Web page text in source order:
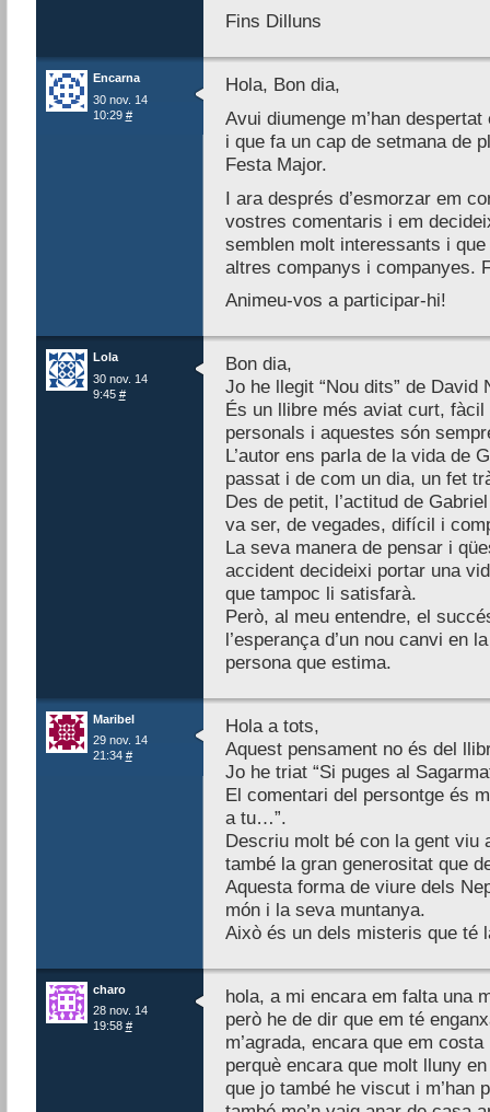
Fins Dilluns
Encarna
30 nov. 14
10:29 #
Hola, Bon dia,
Avui diumenge m’han
i que fa un cap de setmana de
Festa Major.
I ara després d’esmorzar em
vostres comentaris i em
semblen molt interessants i
altres companys i companyes.
Animeu-vos a participar-hi!
Lola
30 nov. 14
9:45 #
Bon dia,
Jo he llegit “Nou dits” de David
És un llibre més aviat curt,
personals i aquestes són
L’autor ens parla de la vida de
passat i de com un dia, un fet
Des de petit, l’actitud de
va ser, de vegades, difícil i
La seva manera de pensar i
accident decideixi portar una
que tampoc li satisfarà.
Però, al meu entendre, el
l’esperança d’un nou canvi en
persona que estima.
Maribel
29 nov. 14
21:34 #
Hola a tots,
Aquest pensament no és del
Jo he triat “Si puges al
El comentari del persontge és
a tu…”.
Descriu molt bé con la gent viu
també la gran generositat que
Aquesta forma de viure dels
món i la seva muntanya.
Això és un dels misteris que té
charo
28 nov. 14
19:58 #
hola, a mi encara em falta una
però he de dir que em té
m’agrada, encara que em
perquè encara que molt lluny
que jo també he viscut i m’han